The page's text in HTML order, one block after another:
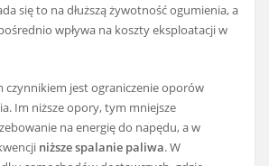
się to na dłuższą żywotność ogumienia, a
wpływa na koszty eksploatacji w
czynnikiem jest ograniczenie oporów
Im niższe opory, tym mniejsze
na energię do napędu, a w
niższe spalanie paliwa. W